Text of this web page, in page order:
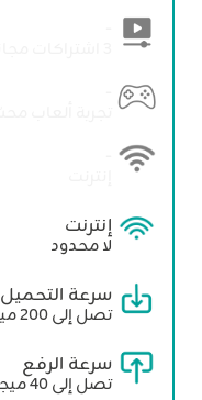
إنترنت
لا محدود
سرعة التحميل
تصل إلى 200 ميجابت/الثانية
سرعة الرفع
تصل إلى 40 ميجابت/الثانية